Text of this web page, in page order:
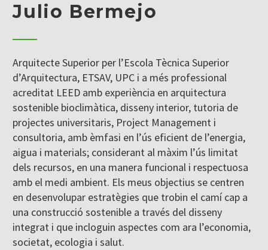
Julio Bermejo
Arquitecte Superior per l’Escola Tècnica Superior
d’Arquitectura, ETSAV, UPC i a més professional
acreditat LEED amb experiència en arquitectura
sostenible bioclimàtica, disseny interior, tutoria de
projectes universitaris, Project Management i
consultoria, amb èmfasi en l’ús eficient de l’energia,
aigua i materials; considerant al màxim l’ús limitat
dels recursos, en una manera funcional i respectuosa
amb el medi ambient. Els meus objectius se centren
en desenvolupar estratègies que trobin el camí cap a
una construcció sostenible a través del disseny
integrat i que incloguin aspectes com ara l’economia,
societat, ecologia i salut.